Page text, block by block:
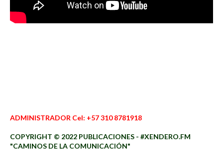
ADMINISTRADOR Cel: +57 310 8781918
COPYRIGHT © 2022 PUBLICACIONES - #XENDERO.FM
"CAMINOS DE LA COMUNICACIÓN"